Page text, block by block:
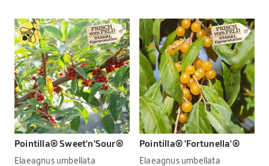
Pointilla® Sweet'n'Sour®
Elaeagnus umbellata
Pointilla® 'Fortunella'®
Elaeagnus umbellata